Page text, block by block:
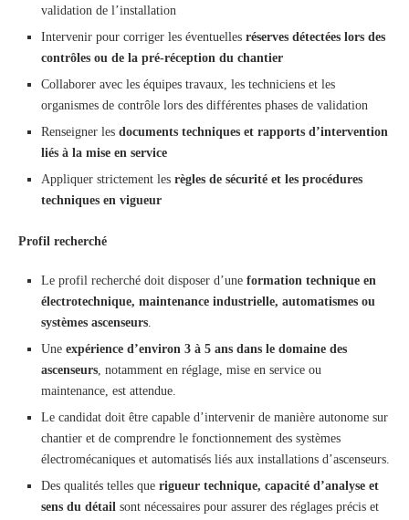
validation de l’installation
Intervenir pour corriger les éventuelles réserves détectées lors des
contrôles ou de la pré-réception du chantier
Collaborer avec les équipes travaux, les techniciens et les
organismes de contrôle lors des différentes phases de validation
Renseigner les documents techniques et rapports d’intervention
liés à la mise en service
Appliquer strictement les règles de sécurité et les procédures
techniques en vigueur
Profil recherché
Le profil recherché doit disposer d’une formation technique en
électrotechnique, maintenance industrielle, automatismes ou
systèmes ascenseurs.
Une expérience d’environ 3 à 5 ans dans le domaine des
ascenseurs, notamment en réglage, mise en service ou
maintenance, est attendue.
Le candidat doit être capable d’intervenir de manière autonome sur
chantier et de comprendre le fonctionnement des systèmes
électromécaniques et automatisés liés aux installations d’ascenseurs.
Des qualités telles que rigueur technique, capacité d’analyse et
sens du détail sont nécessaires pour assurer des réglages précis et